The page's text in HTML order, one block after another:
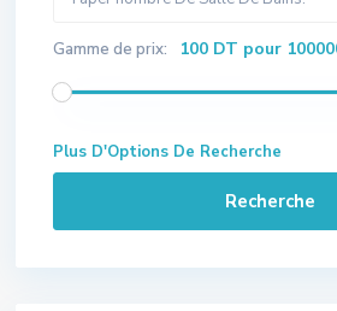
Gamme de prix: 100 DT pour
Plus D'Options De Recherche
Recherche